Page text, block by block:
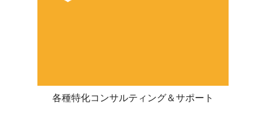
各種特化コンサルティング＆サポート